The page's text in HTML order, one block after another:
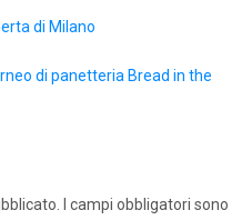
di Milano
di panetteria Bread in the
I campi obbligatori sono